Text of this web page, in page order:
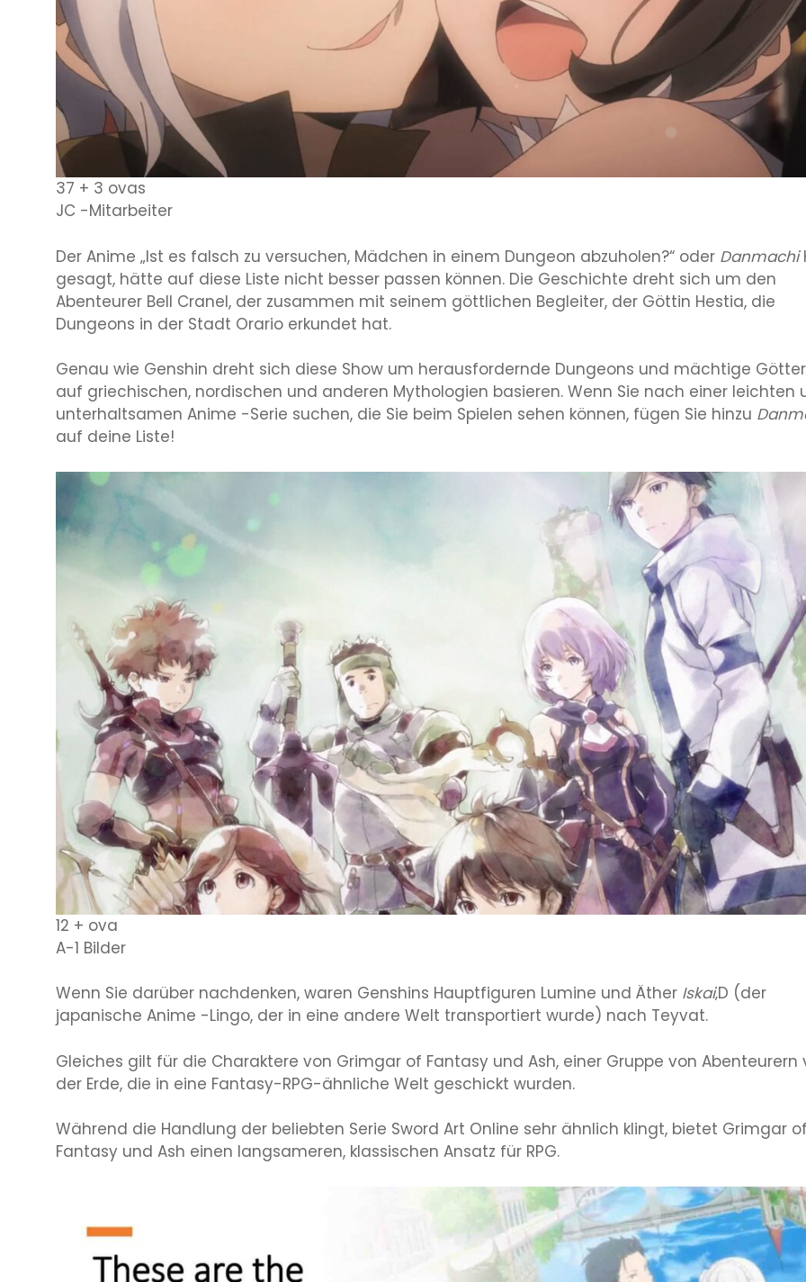
37 + 3 ovas
JC -Mitarbeiter
Der Anime „Ist es falsch zu versuchen, Mädchen in einem Dungeon abzuholen?“ oder Danmachi
gesagt, hätte auf diese Liste nicht besser passen können. Die Geschichte dreht sich um den
Abenteurer Bell Cranel, der zusammen mit seinem göttlichen Begleiter, der Göttin Hestia, die
Dungeons in der Stadt Orario erkundet hat.
Genau wie Genshin dreht sich diese Show um herausfordernde Dungeons und mächtige
auf griechischen, nordischen und anderen Mythologien basieren. Wenn Sie nach einer leichten
unterhaltsamen Anime -Serie suchen, die Sie beim Spielen sehen können, fügen Sie hinzu
auf deine Liste!
12 + ova
A-1 Bilder
Wenn Sie darüber nachdenken, waren Genshins Hauptfiguren Lumine und Äther Iskai‚D (der
japanische Anime -Lingo, der in eine andere Welt transportiert wurde) nach Teyvat.
Gleiches gilt für die Charaktere von Grimgar of Fantasy und Ash, einer Gruppe von Abenteurern
der Erde, die in eine Fantasy-RPG-ähnliche Welt geschickt wurden.
Während die Handlung der beliebten Serie Sword Art Online sehr ähnlich klingt, bietet Grimgar
Fantasy und Ash einen langsameren, klassischen Ansatz für RPG.